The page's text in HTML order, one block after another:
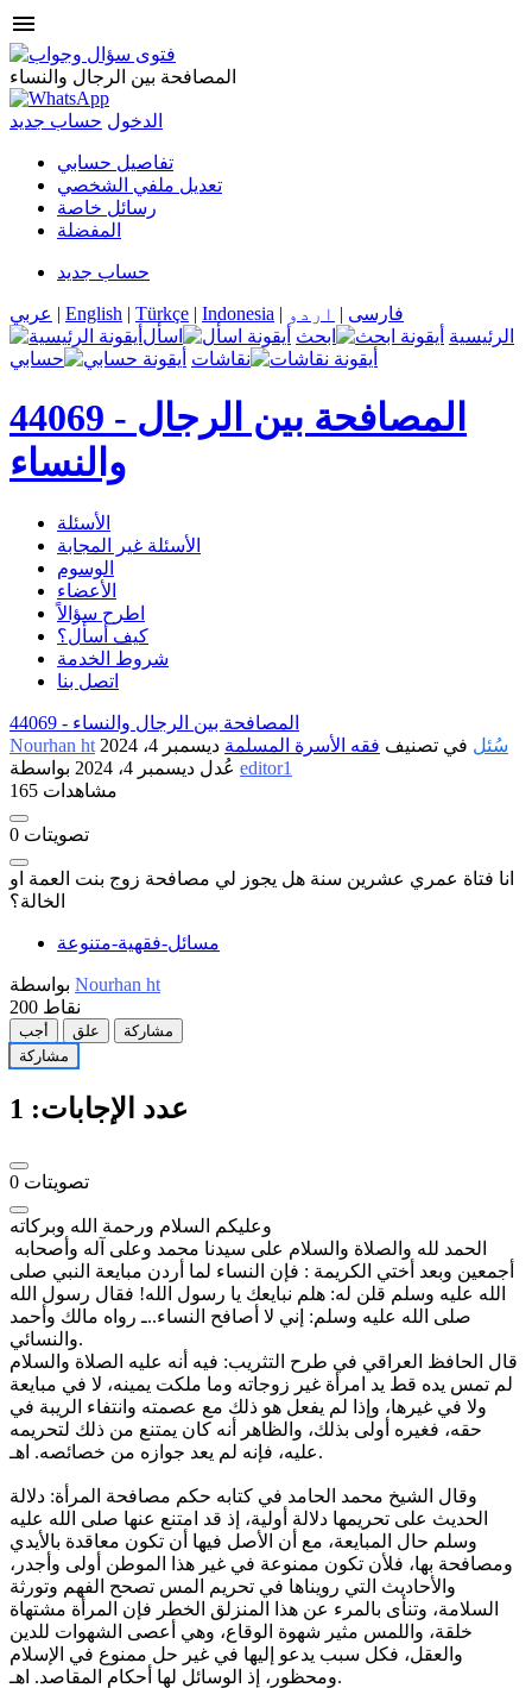
menu
المصافحة بين الرجال والنساء
الدخول حساب جديد
تفاصيل حسابي
تعديل ملفي الشخصي
رسائل خاصة
المفضلة
حساب جديد
عربي | English | Türkçe | Indonesia | فارسی | اردو
الرئيسية
ابحث
اسأل
نقاشات
حسابي
44069 - المصافحة بين الرجال
والنساء
الأسئلة
الأسئلة غير المجابة
الوسوم
الأعضاء
اطرح سؤالاً
كيف أسأل؟
شروط الخدمة
اتصل بنا
44069 - المصافحة بين الرجال والنساء
Nourhan ht
سُئل في تصنيف فقه الأسرة المسلمة ديسمبر 4، 2024
عُدل ديسمبر 4، 2024
editor1
165 مشاهدات
0 تصويتات
انا فتاة عمري عشرين سنة هل يجوز لي مصافحة زوج بنت العمة او
الخالة؟
مسائل-فقهية-متنوعة
Nourhan ht
200 نقاط
أجب علق
مشاركة
مشاركة
عدد الإجابات: 1
0 تصويتات
وعليكم السلام ورحمة الله وبركاته
أجمعين وبعد أختي الكريمة : فإن النساء لما أردن مبايعة النبي صلى
الله عليه وسلم قلن له: هلم نبايعك يا رسول الله! فقال رسول الله
صلى الله عليه وسلم: إني لا أصافح النساء..ـ رواه مالك وأحمد
والنسائي.
قال الحافظ العراقي في طرح التثريب: فيه أنه عليه الصلاة والسلام
لم تمس يده قط يد امرأة غير زوجاته وما ملكت يمينه، لا في مبايعة
ولا في غيرها، وإذا لم يفعل هو ذلك مع عصمته وانتفاء الريبة في
حقه، فغيره أولى بذلك، والظاهر أنه كان يمتنع من ذلك لتحريمه
عليه، فإنه لم يعد جوازه من خصائصه. اهـ.
وقال الشيخ محمد الحامد في كتابه حكم مصافحة المرأة: دلالة
الحديث على تحريمها دلالة أولية، إذ قد امتنع عنها صلى الله عليه
وسلم حال المبايعة، مع أن الأصل فيها أن تكون معاقدة بالأيدي
ومصافحة بها، فلأن تكون ممنوعة في غير هذا الموطن أولى وأجدر،
والأحاديث التي رويناها في تحريم المس تصحح الفهم وتورثة
السلامة، وتنأى بالمرء عن هذا المنزلق الخطر فإن المرأة مشتهاة
خلقة، واللمس مثير شهوة الوقاع، وهي أعصى الشهوات للدين
والعقل، فكل سبب يدعو إليها في غير حل ممنوع في الإسلام
ومحظور، إذ الوسائل لها أحكام المقاصد. اهـ.